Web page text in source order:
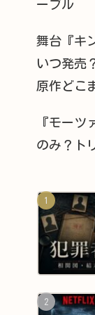
ーブル
舞台『キ
いつ発売
原作どこ
『モーツ
のみ？ト